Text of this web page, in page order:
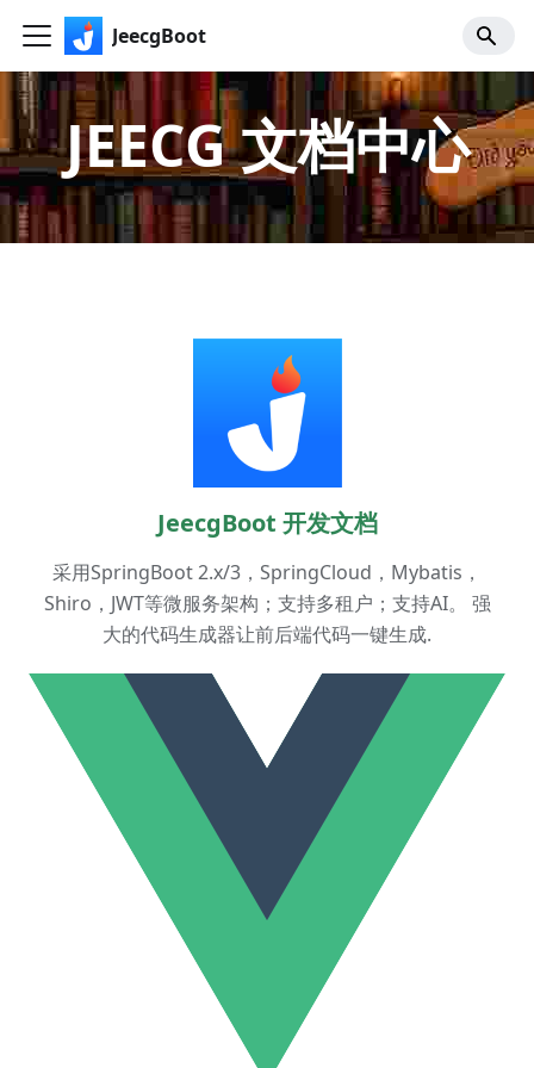
JeecgBoot
JEECG 文档中心
JeecgBoot 开发文档
采用SpringBoot 2.x/3，SpringCloud，Mybatis，
Shiro，JWT等微服务架构；支持多租户；支持AI。 强
大的代码生成器让前后端代码一键生成.